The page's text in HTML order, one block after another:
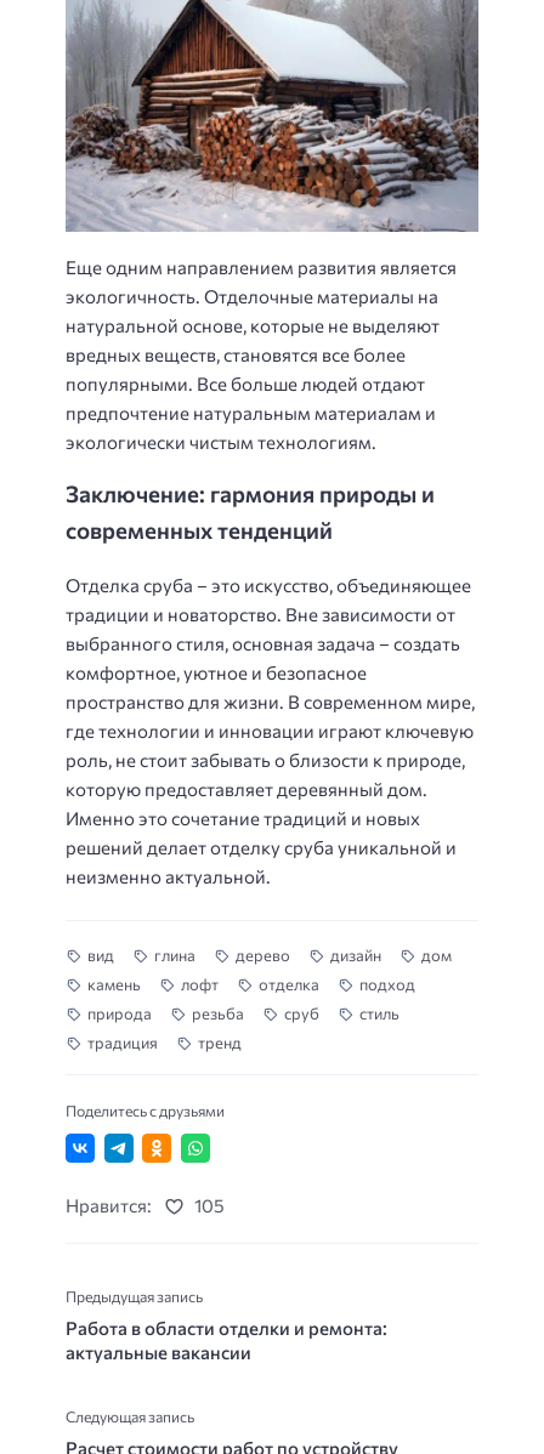
Еще одним направлением развития является
экологичность. Отделочные материалы на
натуральной основе, которые не выделяют
вредных веществ, становятся все более
популярными. Все больше людей отдают
предпочтение натуральным материалам и
экологически чистым технологиям.
Заключение: гармония природы и
современных тенденций
Отделка сруба – это искусство, объединяющее
традиции и новаторство. Вне зависимости от
выбранного стиля, основная задача – создать
комфортное, уютное и безопасное
пространство для жизни. В современном мире,
где технологии и инновации играют ключевую
роль, не стоит забывать о близости к природе,
которую предоставляет деревянный дом.
Именно это сочетание традиций и новых
решений делает отделку сруба уникальной и
неизменно актуальной.
вид глина дерево дизайн
дом
камень
лофт отделка
подход
природа
резьба сруб
стиль
традиция
тренд
Поделитесь с друзьями
Нравится: 105
Предыдущая запись
Работа в области отделки и ремонта:
актуальные вакансии
Следующая запись
Расчет стоимости работ по устройству